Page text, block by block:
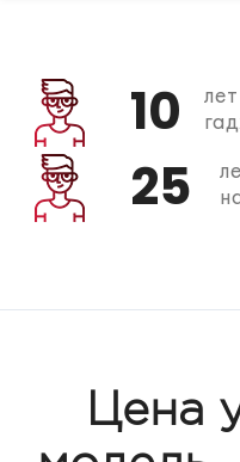
10
25
Цена